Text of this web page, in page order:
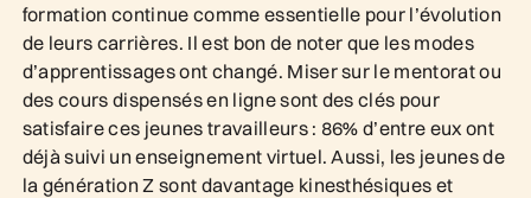
formation continue comme essentielle pour l’évolution
de leurs carrières. Il est bon de noter que les modes
d’apprentissages ont changé. Miser sur le mentorat ou
des cours dispensés en ligne sont des clés pour
satisfaire ces jeunes travailleurs : 86% d’entre eux ont
déjà suivi un enseignement virtuel. Aussi, les jeunes de
la génération Z sont davantage kinesthésiques et